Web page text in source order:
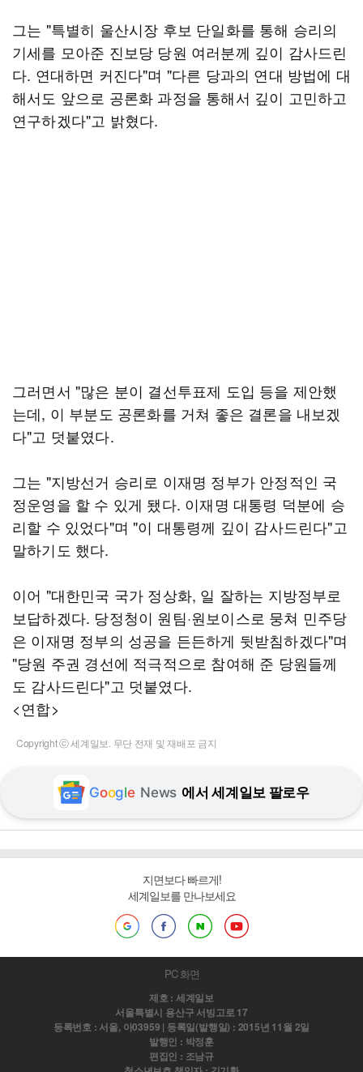
그는 "특별히 울산시장 후보 단일화를 통해 승리의
기세를 모아준 진보당 당원 여러분께 깊이 감사드린
다. 연대하면 커진다"며 "다른 당과의 연대 방법에 대
해서도 앞으로 공론화 과정을 통해서 깊이 고민하고
연구하겠다"고 밝혔다.
그러면서 "많은 분이 결선투표제 도입 등을 제안했
는데, 이 부분도 공론화를 거쳐 좋은 결론을 내보겠
다"고 덧붙였다.
그는 "지방선거 승리로 이재명 정부가 안정적인 국
정운영을 할 수 있게 됐다. 이재명 대통령 덕분에 승
리할 수 있었다"며 "이 대통령께 깊이 감사드린다"고
말하기도 했다.
이어 "대한민국 국가 정상화, 일 잘하는 지방정부로
보답하겠다. 당정청이 원팀·원보이스로 뭉쳐 민주당
은 이재명 정부의 성공을 든든하게 뒷받침하겠다"며
"당원 주권 경선에 적극적으로 참여해 준 당원들께
도 감사드린다"고 덧붙였다.
<연합>
Copyright ⓒ 세계일보. 무단 전재 및 재배포 금지
Google News 에서 세계일보 팔로우
지면보다 빠르게!
세계일보를 만나보세요
PC 화면
제호 : 세계일보
서울특별시 용산구 서빙고로 17
등록번호 : 서울, 아03959 | 등록일(발행일) : 2015년 11월 2일
발행인 : 박정훈
편집인 : 조남규